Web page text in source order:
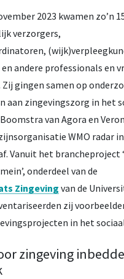
2023 kwamen zo’n
verzorgers,
andere professionals en
gingen samen op
aan zingevingszorg in het
van Agora en
WMO radar
Vanuit het brancheproject
onderdeel van de
Zingeving van de
zij
in het
zingeving